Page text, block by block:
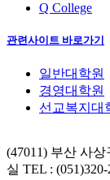
Q College
관련사이트 바로가기
일반대학원
경영대학원
선교복지대
(47011) 부산 사
실 TEL : (051)320-